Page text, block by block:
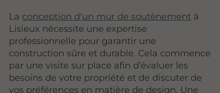
La conception d'un mur de soutènement à
Lisieux nécessite une expertise
professionnelle pour garantir une
construction sûre et durable. Cela commence
par une visite sur place afin d’évaluer les
besoins de votre propriété et de discuter de
vos préférences en matière de design. Une